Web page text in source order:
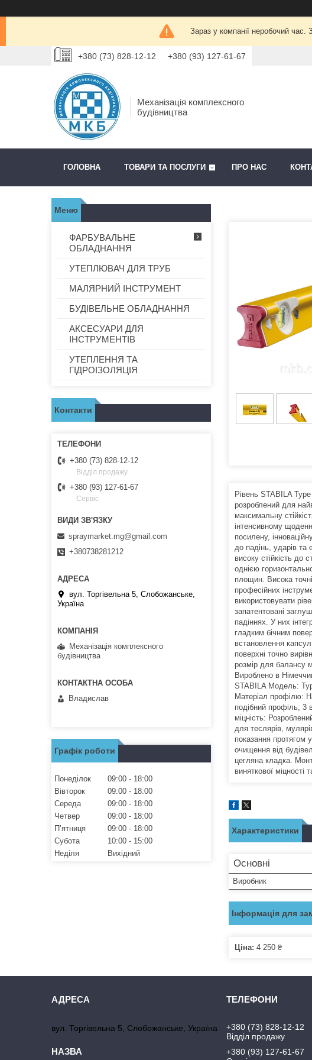
Зараз у компанії неробочий час.
+380 (73) 828-12-12 +380 (93) 127-61-67
Механізація комплексного
будівництва
ГОЛОВНА ТОВАРИ ТА ПОСЛУГИ ПРО НАС
Рівень STABILA
розроблений для
максимальну
інтенсивному
посилену,
до падінь, ударів
високу стійкість до
однією
площин. Висока
професійних
використовувати
запатентовані
падіннях. У них
гладким бічним
встановлення
поверхні точно
розмір для балансу
Вироблено в
STABILA Модель:
Матеріал профілю:
подібний профіль, 3
міцність:
для теслярів,
показання протягом
очищення від
цегляна кладка.
виняткової
Характеристики
Основні
Виробник
Інформація для
Ціна: 4 250 ₴
ФАРБУВАЛЬНЕ
ОБЛАДНАННЯ
УТЕПЛЮВАЧ ДЛЯ ТРУБ
МАЛЯРНИЙ ІНСТРУМЕНТ
БУДІВЕЛЬНЕ ОБЛАДНАННЯ
АКСЕСУАРИ ДЛЯ
ІНСТРУМЕНТІВ
УТЕПЛЕННЯ ТА
ГІДРОІЗОЛЯЦІЯ
Контакти
+380 (73) 828-12-12
Відділ продажу
+380 (93) 127-61-67
Сервіс
spraymarket.mg@gmail.com
+380738281212
вул. Торгівельна 5, Слобожанське,
Україна
Механізація комплексного
будівництва
Владислав
Графік роботи
Понеділок 09:00
18:00
Вівторок
09:00
18:00
Середа
09:00
18:00
Четвер
09:00
18:00
Пʼятниця
09:00
18:00
Субота
10:00
15:00
Неділя
Вихідний
вул. Торгівельна 5, Слобожанське, Україна
+380 (73) 828-12-12
Відділ продажу
+380 (93) 127-61-67